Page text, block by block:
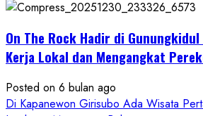
On The Rock Hadir di Gunungkidul
Kerja Lokal dan Mengangkat
Posted on 6 bulan ago
Di Kapanewon Girisubo Ada Wisata